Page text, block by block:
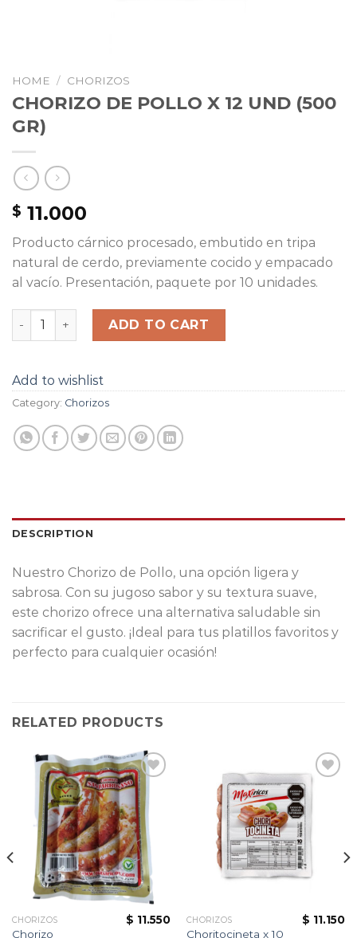
HOME / CHORIZOS
CHORIZO DE POLLO X 12 UND (500
GR)
$ 11.000
Producto cárnico procesado, embutido en tripa
natural de cerdo, previamente cocido y empacado
al vacío. Presentación, paquete por 10 unidades.
CHORIZO DE POLLO X 12 UND (500 GR) quantity
ADD TO CART
Add to wishlist
Category: Chorizos
DESCRIPTION
Nuestro Chorizo de Pollo, una opción ligera y
sabrosa. Con su jugoso sabor y su textura suave,
este chorizo ofrece una alternativa saludable sin
sacrificar el gusto. ¡Ideal para tus platillos favoritos y
perfecto para cualquier ocasión!
RELATED PRODUCTS
Add to
wishlist
CHORIZOS
Chorizo
$ 11.550
wishlist
CHORIZOS
Choritocineta x 10
$ 11.150